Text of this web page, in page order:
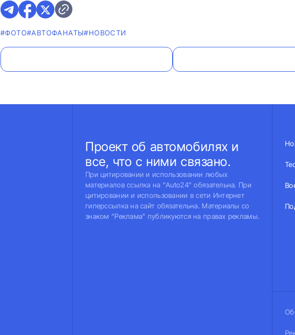
#ФОТО#AВТОФАНАТЫ#НОВОСТИ
Проект об автомобилях и
все, что с ними связано.
При цитировании и использовании любых
материалов ссылка на "Auto24" обязательна. При
цитировании и использовании в сети Интернет
гиперссылка на сайт обязательна. Материалы со
знаком "Реклама" публикуются на правах рекламы.